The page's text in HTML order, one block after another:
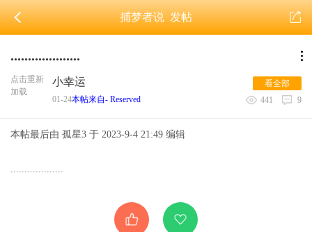
捕梦者说发帖
....................
点击重新
加载
小幸运
01-24本帖来自- Reserved
看全部
441
9
本帖最后由 孤星3 于 2023-9-4 21:49 编辑
...................